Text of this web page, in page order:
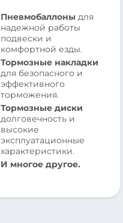
Пневмобаллоны для
надежной работы
подвески и
комфортной езды.
Тормозные накладки
для безопасного и
эффективного
торможения.
Тормозные диски
долговечность и
высокие
эксплуатационные
характеристики.
И многое другое.